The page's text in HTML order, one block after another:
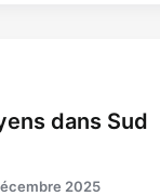
dans Sud
2025